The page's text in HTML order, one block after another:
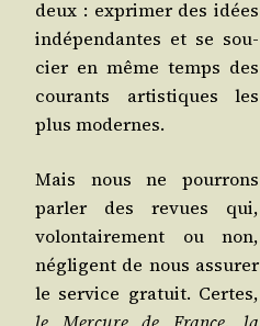
deux : expri­mer des idées
indé­pen­dantes et se sou­
cier en même temps des
cou­rants artis­tiques les
plus modernes.
Mais nous ne pour­rons
par­ler des revues qui,
volon­tai­re­ment ou non,
négligent de nous assu­rer
le ser­vice gra­tuit. Certes,